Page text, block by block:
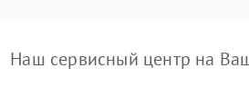
Наш сервисный центр на